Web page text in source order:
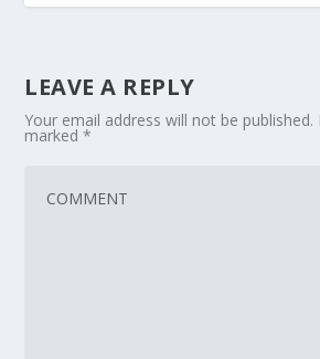
LEAVE A REPLY
Your email address will not be published.
marked*